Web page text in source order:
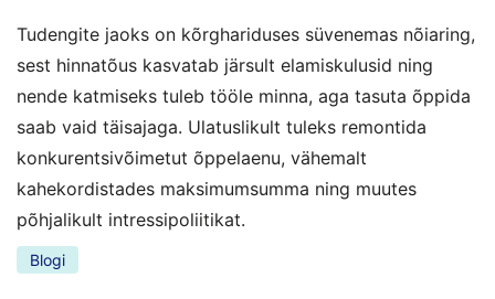
Tudengite jaoks on kõrghariduses süvenemas nõiaring,
sest hinnatõus kasvatab järsult elamiskulusid ning
nende katmiseks tuleb tööle minna, aga tasuta õppida
saab vaid täisajaga. Ulatuslikult tuleks remontida
konkurentsivõimetut õppelaenu, vähemalt
kahekordistades maksimumsumma ning muutes
põhjalikult intressipoliitikat.
Blogi